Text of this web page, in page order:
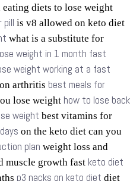
eating diets to lose weight
pill is v8 allowed on keto diet
what is a substitute for
weight in 1 month fast
weight working at a fast
arthritis best meals for
lose weight how to lose back
weight best vitamins for
on the keto diet can you
plan weight loss and
muscle growth fast keto diet
p3 nacks on keto diet diet